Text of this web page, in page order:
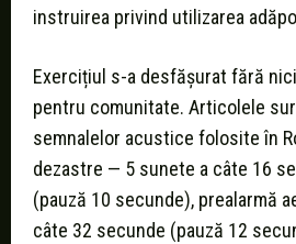
instruirea privind utilizarea
Exercițiul s-a desfășurat fără
pentru comunitate. Articolele
semnalelor acustice folosite în
dezastre — 5 sunete a câte 16
(pauză 10 secunde), prealarmă
câte 32 secunde (pauză 12